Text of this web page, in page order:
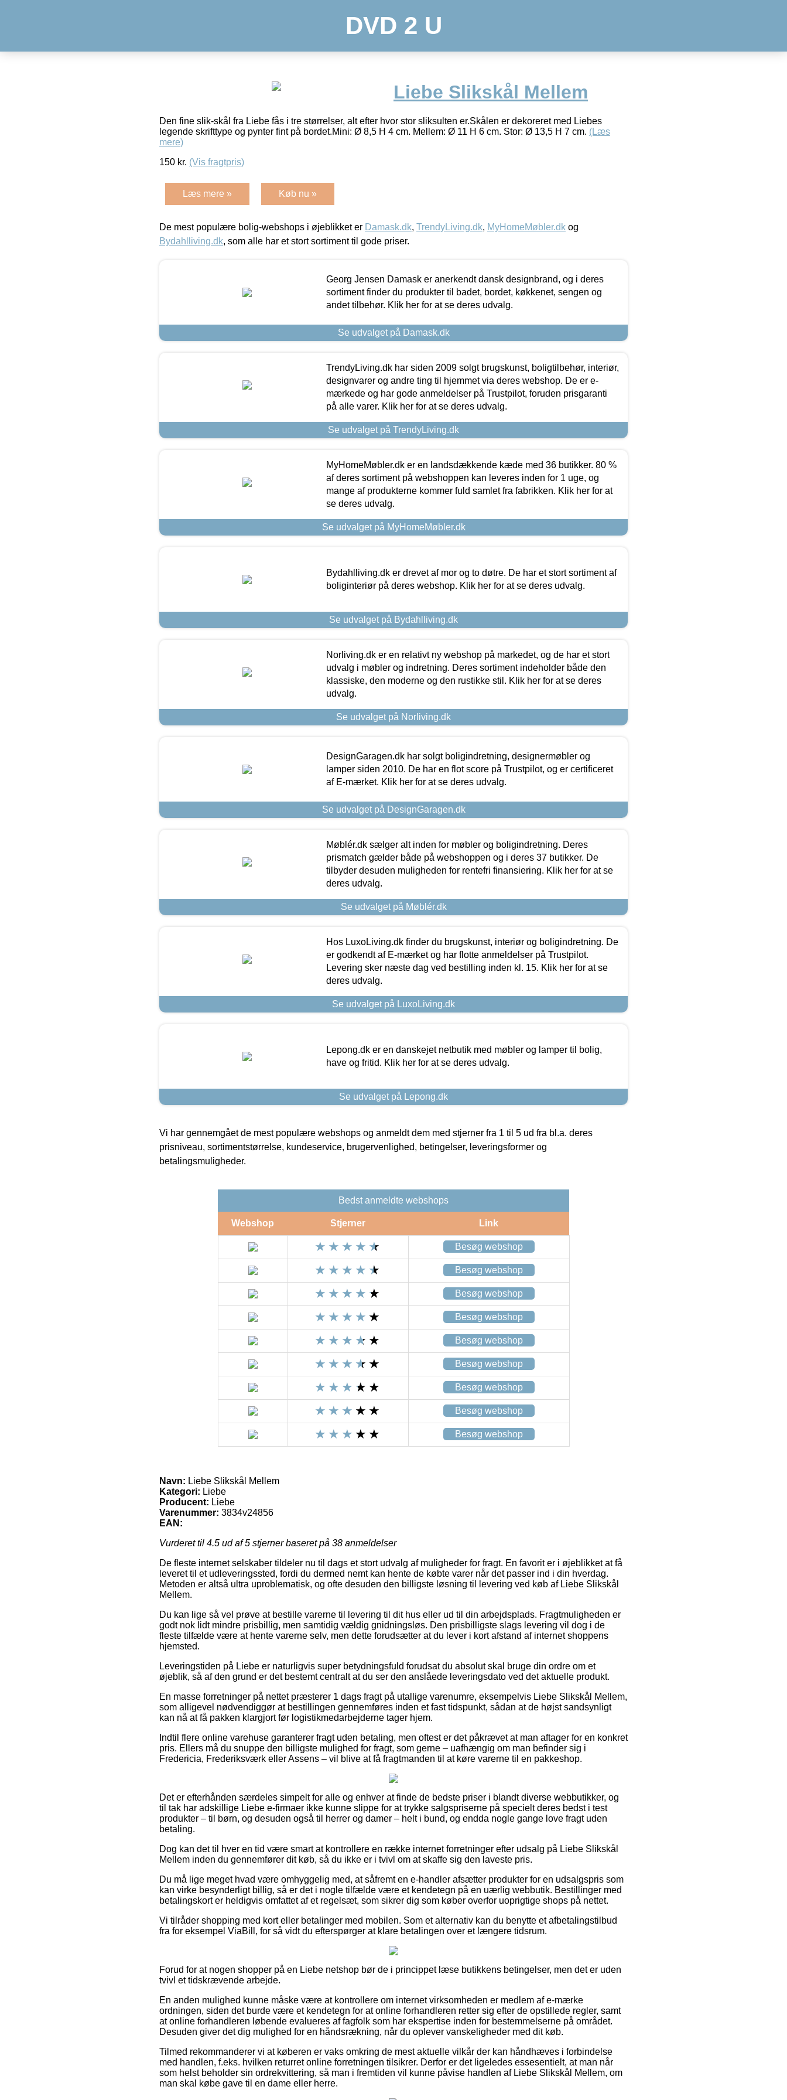
DVD 2 U
Liebe Slikskål Mellem
Den fine slik-skål fra Liebe fås i tre størrelser, alt efter hvor stor sliksulten er.Skålen er dekoreret med Liebes
legende skrifttype og pynter fint på bordet.Mini: Ø 8,5 H 4 cm. Mellem: Ø 11 H 6 cm. Stor: Ø 13,5 H 7 cm. (Læs
mere)
150 kr. (Vis fragtpris)
Læs mere » Køb nu »
De mest populære bolig-webshops i øjeblikket er Damask.dk, TrendyLiving.dk, MyHomeMøbler.dk og
Bydahlliving.dk, som alle har et stort sortiment til gode priser.
Georg Jensen Damask er anerkendt dansk designbrand, og i deres
sortiment finder du produkter til badet, bordet, køkkenet, sengen og
andet tilbehør. Klik her for at se deres udvalg.
Se udvalget på Damask.dk
TrendyLiving.dk har siden 2009 solgt brugskunst, boligtilbehør, interiør,
designvarer og andre ting til hjemmet via deres webshop. De er e-
mærkede og har gode anmeldelser på Trustpilot, foruden prisgaranti
på alle varer. Klik her for at se deres udvalg.
Se udvalget på TrendyLiving.dk
MyHomeMøbler.dk er en landsdækkende kæde med 36 butikker. 80 %
af deres sortiment på webshoppen kan leveres inden for 1 uge, og
mange af produkterne kommer fuld samlet fra fabrikken. Klik her for at
se deres udvalg.
Se udvalget på MyHomeMøbler.dk
Bydahlliving.dk er drevet af mor og to døtre. De har et stort sortiment af
boliginteriør på deres webshop. Klik her for at se deres udvalg.
Se udvalget på Bydahlliving.dk
Norliving.dk er en relativt ny webshop på markedet, og de har et stort
udvalg i møbler og indretning. Deres sortiment indeholder både den
klassiske, den moderne og den rustikke stil. Klik her for at se deres
udvalg.
Se udvalget på Norliving.dk
DesignGaragen.dk har solgt boligindretning, designermøbler og
lamper siden 2010. De har en flot score på Trustpilot, og er certificeret
af E-mærket. Klik her for at se deres udvalg.
Se udvalget på DesignGaragen.dk
Møblér.dk sælger alt inden for møbler og boligindretning. Deres
prismatch gælder både på webshoppen og i deres 37 butikker. De
tilbyder desuden muligheden for rentefri finansiering. Klik her for at se
deres udvalg.
Se udvalget på Møblér.dk
Hos LuxoLiving.dk finder du brugskunst, interiør og boligindretning. De
er godkendt af E-mærket og har flotte anmeldelser på Trustpilot.
Levering sker næste dag ved bestilling inden kl. 15. Klik her for at se
deres udvalg.
Se udvalget på LuxoLiving.dk
Lepong.dk er en danskejet netbutik med møbler og lamper til bolig,
have og fritid. Klik her for at se deres udvalg.
Se udvalget på Lepong.dk
Vi har gennemgået de mest populære webshops og anmeldt dem med stjerner fra 1 til 5 ud fra bl.a. deres
prisniveau, sortimentstørrelse, kundeservice, brugervenlighed, betingelser, leveringsformer og
betalingsmuligheder.
Bedst anmeldte webshops
Webshop Stjerner Link
Besøg webshop
Besøg webshop
Besøg webshop
Besøg webshop
Besøg webshop
Besøg webshop
Besøg webshop
Besøg webshop
Besøg webshop
Navn: Liebe Slikskål Mellem
Kategori: Liebe
Producent: Liebe
Varenummer: 3834v24856
EAN:
Vurderet til 4.5 ud af 5 stjerner baseret på 38 anmeldelser
De fleste internet selskaber tildeler nu til dags et stort udvalg af muligheder for fragt. En favorit er i øjeblikket at få
leveret til et udleveringssted, fordi du dermed nemt kan hente de købte varer når det passer ind i din hverdag.
Metoden er altså ultra uproblematisk, og ofte desuden den billigste løsning til levering ved køb af Liebe Slikskål
Mellem.
Du kan lige så vel prøve at bestille varerne til levering til dit hus eller ud til din arbejdsplads. Fragtmuligheden er
godt nok lidt mindre prisbillig, men samtidig vældig gnidningsløs. Den prisbilligste slags levering vil dog i de
fleste tilfælde være at hente varerne selv, men dette forudsætter at du lever i kort afstand af internet shoppens
hjemsted.
Leveringstiden på Liebe er naturligvis super betydningsfuld forudsat du absolut skal bruge din ordre om et
øjeblik, så af den grund er det bestemt centralt at du ser den anslåede leveringsdato ved det aktuelle produkt.
En masse forretninger på nettet præsterer 1 dags fragt på utallige varenumre, eksempelvis Liebe Slikskål Mellem,
som alligevel nødvendiggør at bestillingen gennemføres inden et fast tidspunkt, sådan at de højst sandsynligt
kan nå at få pakken klargjort før logistikmedarbejderne tager hjem.
Indtil flere online varehuse garanterer fragt uden betaling, men oftest er det påkrævet at man aftager for en konkret
pris. Ellers må du snuppe den billigste mulighed for fragt, som gerne – uafhængig om man befinder sig i
Fredericia, Frederiksværk eller Assens – vil blive at få fragtmanden til at køre varerne til en pakkeshop.
Det er efterhånden særdeles simpelt for alle og enhver at finde de bedste priser i blandt diverse webbutikker, og
til tak har adskillige Liebe e-firmaer ikke kunne slippe for at trykke salgspriserne på specielt deres bedst i test
produkter – til børn, og desuden også til herrer og damer – helt i bund, og endda nogle gange love fragt uden
betaling.
Dog kan det til hver en tid være smart at kontrollere en række internet forretninger efter udsalg på Liebe Slikskål
Mellem inden du gennemfører dit køb, så du ikke er i tvivl om at skaffe sig den laveste pris.
Du må lige meget hvad være omhyggelig med, at såfremt en e-handler afsætter produkter for en udsalgspris som
kan virke besynderligt billig, så er det i nogle tilfælde være et kendetegn på en uærlig webbutik. Bestillinger med
betalingskort er heldigvis omfattet af et regelsæt, som sikrer dig som køber overfor uoprigtige shops på nettet.
Vi tilråder shopping med kort eller betalinger med mobilen. Som et alternativ kan du benytte et afbetalingstilbud
fra for eksempel ViaBill, for så vidt du efterspørger at klare betalingen over et længere tidsrum.
Forud for at nogen shopper på en Liebe netshop bør de i princippet læse butikkens betingelser, men det er uden
tvivl et tidskrævende arbejde.
En anden mulighed kunne måske være at kontrollere om internet virksomheden er medlem af e-mærke
ordningen, siden det burde være et kendetegn for at online forhandleren retter sig efter de opstillede regler, samt
at online forhandleren løbende evalueres af fagfolk som har ekspertise inden for bestemmelserne på området.
Desuden giver det dig mulighed for en håndsrækning, når du oplever vanskeligheder med dit køb.
Tilmed rekommanderer vi at køberen er vaks omkring de mest aktuelle vilkår der kan håndhæves i forbindelse
med handlen, f.eks. hvilken returret online forretningen tilsikrer. Derfor er det ligeledes essesentielt, at man når
som helst beholder sin ordrekvittering, så man i fremtiden vil kunne påvise handlen af Liebe Slikskål Mellem, om
man skal købe gave til en dame eller herre.